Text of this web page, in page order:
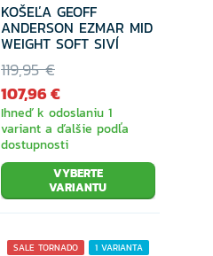
KOŠEĽA GEOFF
ANDERSON EZMAR MID
WEIGHT SOFT SIVÍ
119,95 €
107,96 €
Ihneď k odoslaniu 1
variant a ďalšie podľa
dostupnosti
VYBERTE
VARIANTU
SALE TORNADO 1 VARIANTA